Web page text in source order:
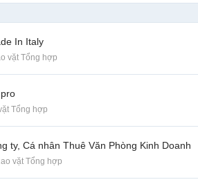
In Italy
vặt Tổng hợp
Tổng hợp
ty, Cá nhân Thuê Văn Phòng Kinh Doanh
vặt Tổng hợp